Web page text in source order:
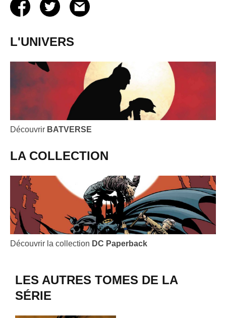
L'UNIVERS
Découvrir BATVERSE
LA COLLECTION
Découvrir la collection DC Paperback
LES AUTRES TOMES DE LA
SÉRIE